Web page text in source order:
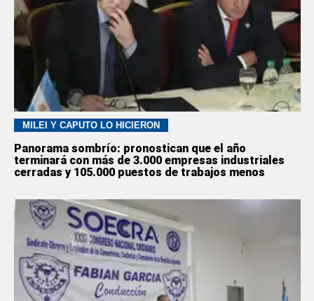
MILEI Y CAPUTO LO HICIERON
Panorama sombrío: pronostican que el año
terminará con más de 3.000 empresas industriales
cerradas y 105.000 puestos de trabajos menos